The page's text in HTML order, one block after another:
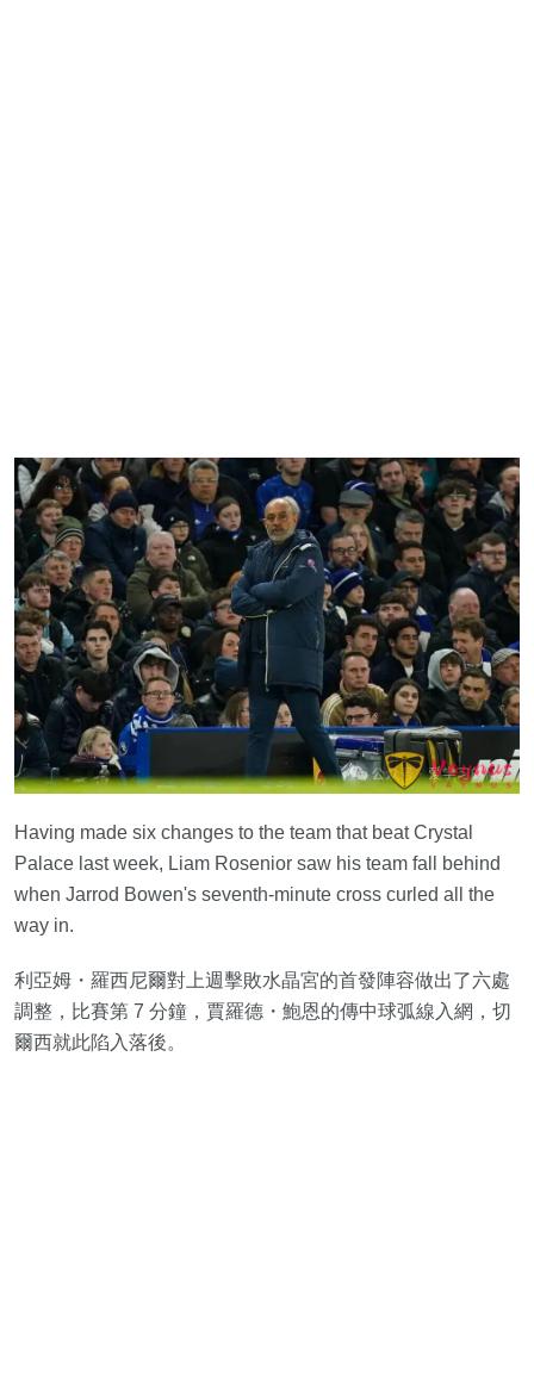
Having made six changes to the team that beat Crystal
Palace last week, Liam Rosenior saw his team fall behind
when Jarrod Bowen's seventh-minute cross curled all the
way in.
利亞姆・羅西尼爾對上週擊敗水晶宮的首發陣容做出了六處
調整，比賽第 7 分鐘，賈羅德・鮑恩的傳中球弧線入網，切
爾西就此陷入落後。